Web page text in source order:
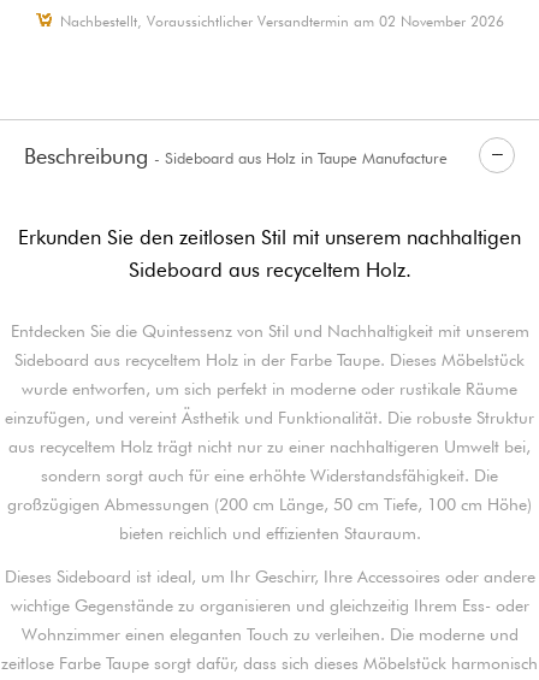
Nachbestellt, Voraussichtlicher Versandtermin am 02 November 2026
Beschreibung - Sideboard aus Holz in Taupe Manufacture
Erkunden Sie den zeitlosen Stil mit unserem nachhaltigen
Sideboard aus recyceltem Holz.
Entdecken Sie die Quintessenz von Stil und Nachhaltigkeit mit unserem
Sideboard aus recyceltem Holz in der Farbe Taupe. Dieses Möbelstück
wurde entworfen, um sich perfekt in moderne oder rustikale Räume
einzufügen, und vereint Ästhetik und Funktionalität. Die robuste Struktur
aus recyceltem Holz trägt nicht nur zu einer nachhaltigeren Umwelt bei,
sondern sorgt auch für eine erhöhte Widerstandsfähigkeit. Die
großzügigen Abmessungen (200 cm Länge, 50 cm Tiefe, 100 cm Höhe)
bieten reichlich und effizienten Stauraum.
Dieses Sideboard ist ideal, um Ihr Geschirr, Ihre Accessoires oder andere
wichtige Gegenstände zu organisieren und gleichzeitig Ihrem Ess- oder
Wohnzimmer einen eleganten Touch zu verleihen. Die moderne und
zeitlose Farbe Taupe sorgt dafür, dass sich dieses Möbelstück harmonisch